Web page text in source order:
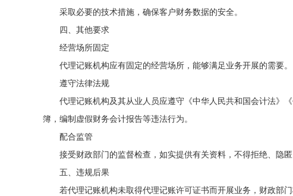
采取必要的技术措施，确保客户财务数据的安全。
四、其他要求
经营场所固定
代理记账机构应有固定的经营场所，能够满足业务开展的需要。
遵守法律法规
代理记账机构及其从业人员应遵守《中华人民共和国会计法》
簿，编制虚假财务会计报告等违法行为。
配合监管
接受财政部门的监督检查，如实提供有关资料，不得拒绝、隐匿
五、违规后果
若代理记账机构未取得代理记账许可证书而开展业务，财政部